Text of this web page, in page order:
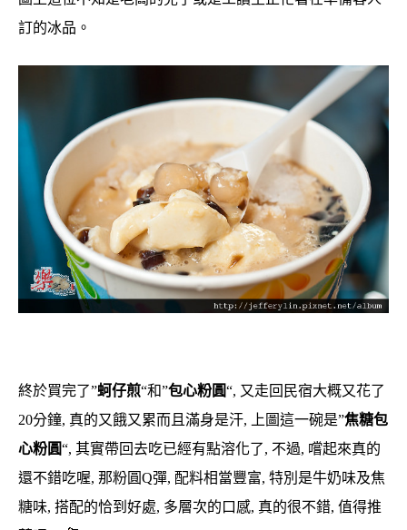
訂的冰品。
終於買完了”蚵仔煎“和”包心粉圓“, 又走回民宿大概又花了
20分鐘, 真的又餓又累而且滿身是汗, 上圖這一碗是”焦糖包
心粉圓“, 其實帶回去吃已經有點溶化了, 不過, 嚐起來真的
還不錯吃喔, 那粉圓Q彈, 配料相當豐富, 特別是牛奶味及焦
糖味, 搭配的恰到好處, 多層次的口感, 真的很不錯, 值得推